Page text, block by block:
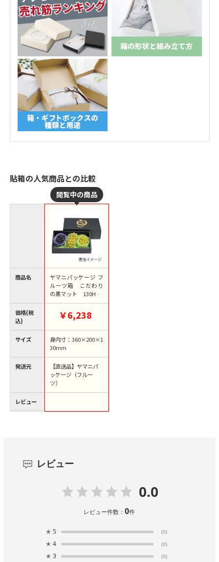
貼箱の人気商品との比較
商品名
価格(税
込)
サイズ
発送元
レビュー
ヤマニパッケージ フ
ルーツ箱 こだわり
の黒マット 130H 大
L-2469 10枚/束（ご
￥6,238
身内寸：360×200×1
30mm
【直送品】ヤマニパ
ッケージ（フルー
ツ）
レビュー
0.0
レビュー件数：0件
★ 5 (0)
★ 4 (0)
★ 3 (0)